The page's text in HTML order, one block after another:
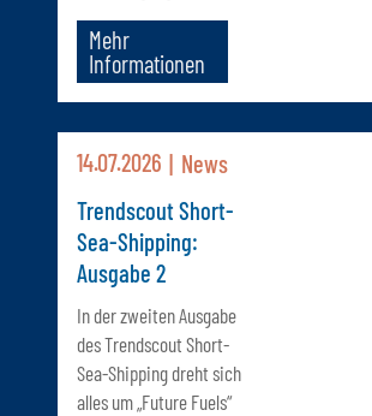
Mehr
Informationen
14.07.2026
News
Trendscout Short-
Sea-Shipping:
Ausgabe 2
In der zweiten Ausgabe
des Trendscout Short-
Sea-Shipping dreht sich
alles um „Future Fuels“